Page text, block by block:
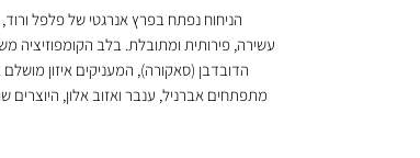
הניחוח נפתח בפרץ אנרגטי של פלפל
עשירה, פירותית ומתובלת. בלב הקומפוזיציה
הדובדבן (סאקורה), המעניקים איזון
מתפתחים אברניל, ענבר ואזוב אלון,